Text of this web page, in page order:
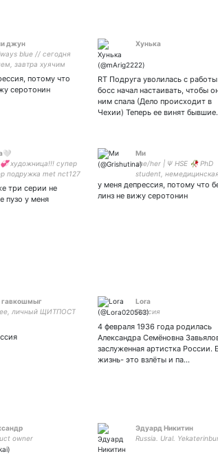
джун
blue // сегодня
завтра хуячим
потому что
серотонин
Хунька
RT Подруга уволилась с
босс начал настаивать, чтобы
ним спала (Дело происходит в
Чехии) Теперь ее винят
художница!!! супер
подружка met nct127
три серии не
пузо у меня
Ми
she/her | Ψ HSE 🥀 PhD
student, немедицинская
психотерапевтка и
юмористка | wit beyond
у меня депрессия, потому что
линз не вижу серотонин
гавкошмыг
личный ЩИТПОСТ
Lora
Россия
4 февраля 1936 года родилась
Александра Семёновна
заслуженная артистка России.
жизнь- это взлёты и па…
owner
Эдуард Никитин
Russia. Ural.